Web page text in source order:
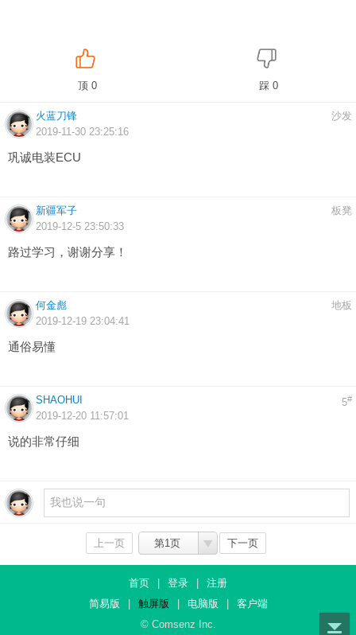
顶 0 踩 0
沙发
火蓝刀锋
2019-11-30 23:25:16
巩诚电装ECU
板凳
新疆军子
2019-12-5 23:50:33
路过学习，谢谢分享！
地板
何金彪
2019-12-19 23:04:41
通俗易懂
5#
SHAOHUI
2019-12-20 11:57:01
说的非常仔细
上一页 第1页 下一页
首页 登录
注册
简易版
触屏版 电脑版
客户端
© Comsenz Inc.